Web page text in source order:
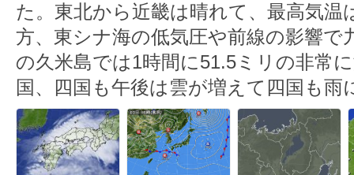
た。東北から近畿は晴れて、最高気温
方、東シナ海の低気圧や前線の影響で
の久米島では1時間に51.5ミリの非常
国、四国も午後は雲が増えて四国も雨